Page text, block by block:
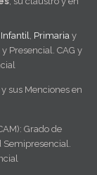
Primaria y
Presencial. CAG y
y sus Menciones en
Grado de